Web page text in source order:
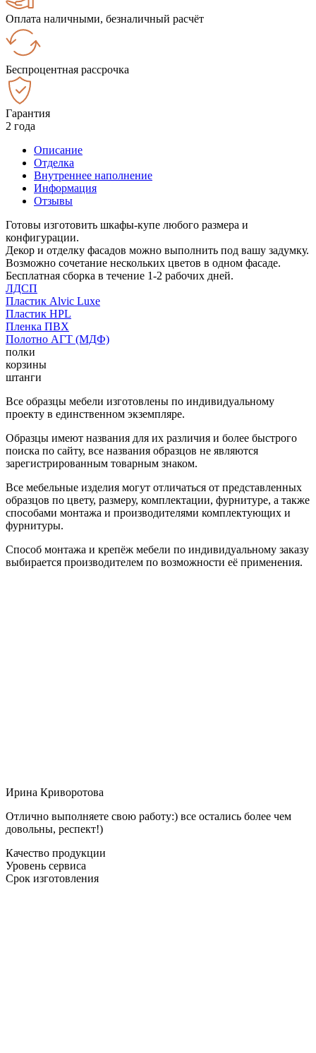
Оплата наличными, безналичный расчёт
Беспроцентная рассрочка
Гарантия
2 года
Описание
Отделка
Внутреннее наполнение
Информация
Отзывы
Готовы изготовить шкафы-купе любого размера и
конфигурации.
Декор и отделку фасадов можно выполнить под вашу задумку.
Возможно сочетание нескольких цветов в одном фасаде.
Бесплатная сборка в течение 1-2 рабочих дней.
ЛДСП
Пластик Alvic Luxe
Пластик HPL
Пленка ПВХ
Полотно АГТ (МДФ)
полки
корзины
штанги
Все образцы мебели изготовлены по индивидуальному
проекту в единственном экземпляре.
Образцы имеют названия для их различия и более быстрого
поиска по сайту, все названия образцов не являются
зарегистрированным товарным знаком.
Все мебельные изделия могут отличаться от представленных
образцов по цвету, размеру, комплектации, фурнитуре, а также
способами монтажа и производителями комплектующих и
фурнитуры.
Способ монтажа и крепёж мебели по индивидуальному заказу
выбирается производителем по возможности её применения.
Ирина Криворотова
Отлично выполняете свою работу:) все остались более чем
довольны, респект!)
Качество продукции
Уровень сервиса
Срок изготовления